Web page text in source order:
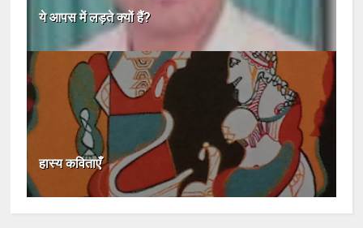
ये आपस में लड़ते क्यों हैं?
हास्य कविताएँ